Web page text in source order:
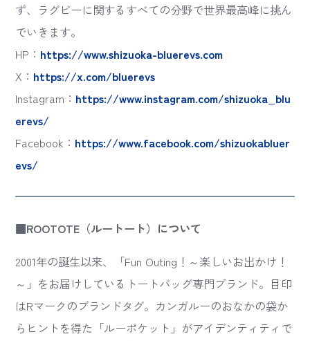
ず、ラグビーに関するすべての分野で世界最高峰に挑ん
でいきます。
HP： https://www.shizuoka-bluerevs.com
X： https://x.com/bluerevs
Instagram： https://www.instagram.com/shizuoka_blu
erevs/
Facebook： https://www.facebook.com/shizuokabluer
evs/
■ROOTOTE（ルートート）について
2001年の誕生以来、「Fun Outing！～楽しいお出かけ！
～」をお届けしているトートバッグ専門ブランド。目印
はRマークのブランドタグ。カンガルーのおなかの袋か
らヒントを得た「ルーポケット」がアイデンティティで